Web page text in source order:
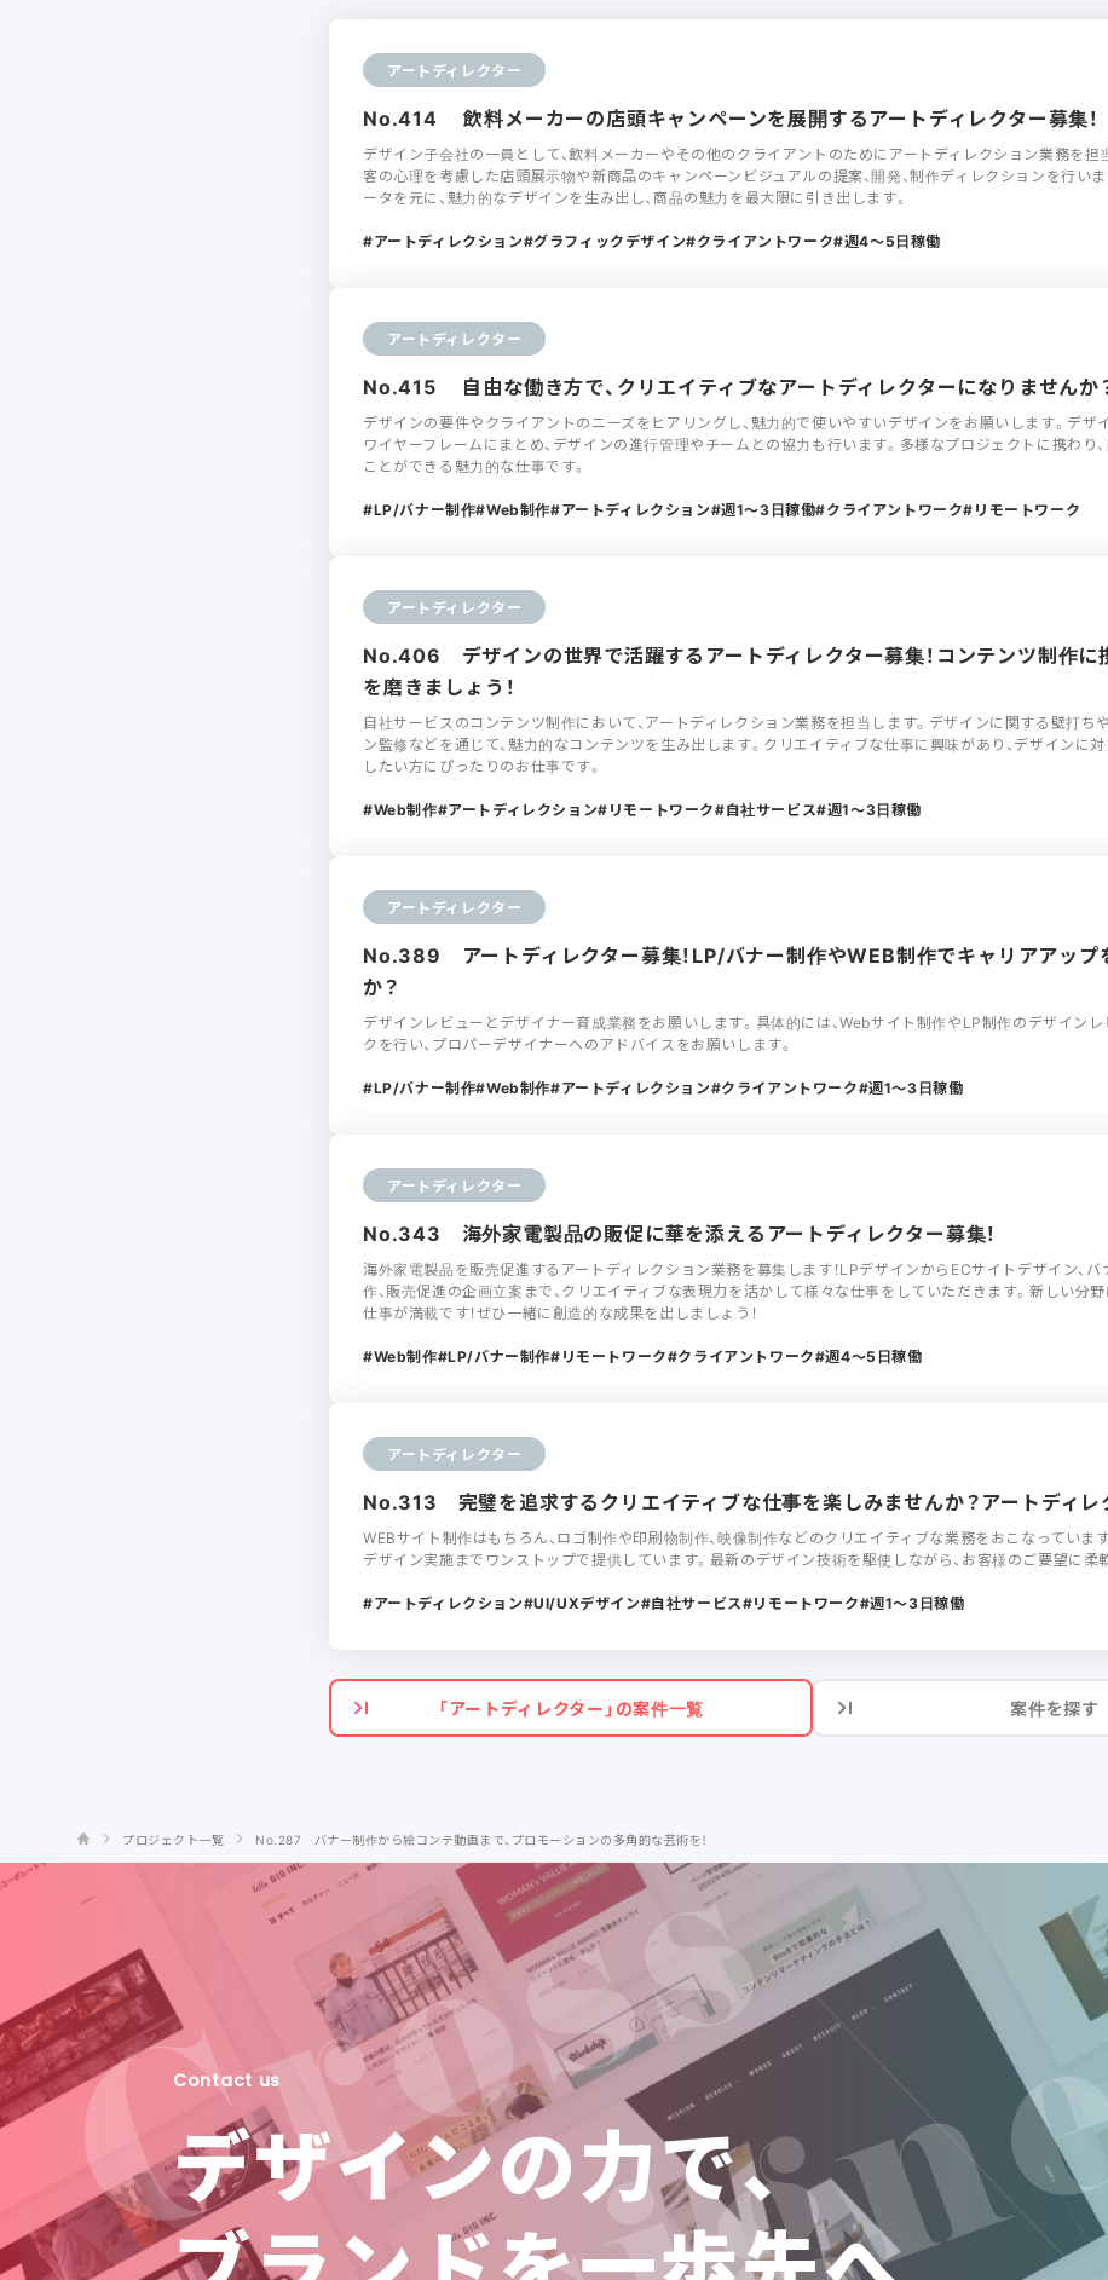
アートディレクター
No.414 飲料メーカーの店頭キャンペーンを展開するアートディレクター募集！
デザイン子会社の一員として、飲料メーカーやその他のクライアントのためにアートディレクション業務を担
客の心理を考慮した店頭展示物や新商品のキャンペーンビジュアルの提案、開発、制作ディレクションを行い
ータを元に、魅力的なデザインを生み出し、商品の魅力を最大限に引き出します。
アートディレクション グラフィックデザイン クライアントワーク 週4〜5日稼働
アートディレクター
No.415 自由な働き方で、クリエイティブなアートディレクターになりませんか
デザインの要件やクライアントのニーズをヒアリングし、魅力的で使いやすいデザインをお願いします。デザ
ワイヤーフレームにまとめ、デザインの進行管理やチームとの協力も行います。多様なプロジェクトに携わり
ことができる魅力的な仕事です。
LP/バナー制作 Web制作 アートディレクション 週1〜3日稼働 クライアントワーク リモートワーク
アートディレクター
No.406 デザインの世界で活躍するアートディレクター募集！コンテンツ制作に
を磨きましょう！
自社サービスのコンテンツ制作において、アートディレクション業務を担当します。デザインに関する壁打ちや
ン監修などを通じて、魅力的なコンテンツを生み出します。クリエイティブな仕事に興味があり、デザインに
したい方にぴったりのお仕事です。
Web制作 アートディレクション リモートワーク 自社サービス 週1〜3日稼働
アートディレクター
No.389 アートディレクター募集！LP/バナー制作やWEB制作でキャリアアップ
か？
デザインレビューとデザイナー育成業務をお願いします。具体的には、Webサイト制作やLP制作のデザイン
クを行い、プロパーデザイナーへのアドバイスをお願いします。
LP/バナー制作 Web制作 アートディレクション クライアントワーク 週1〜3日稼働
アートディレクター
No.343 海外家電製品の販促に華を添えるアートディレクター募集！
海外家電製品を販売促進するアートディレクション業務を募集します！LPデザインからECサイトデザイン、バ
作、販売促進の企画立案まで、クリエイティブな表現力を活かして様々な仕事をしていただきます。新しい分
仕事が満載です！ぜひ一緒に創造的な成果を出しましょう！
Web制作 LP/バナー制作 リモートワーク クライアントワーク 週4〜5日稼働
アートディレクター
No.313 完璧を追求するクリエイティブな仕事を楽しみませんか？アートディレ
WEBサイト制作はもちろん、ロゴ制作や印刷物制作、映像制作などのクリエイティブな業務をおこなっていま
デザイン実施までワンストップで提供しています。最新のデザイン技術を駆使しながら、お客様のご要望に柔
アートディレクション UI/UXデザイン 自社サービス リモートワーク 週1〜3日稼働
「アートディレクター」の案件一覧 案件を探す
プロジェクト一覧 No.287 バナー制作から絵コンテ動画まで、プロモーションの多角的な芸術を！
Contact us
デザインの力で、